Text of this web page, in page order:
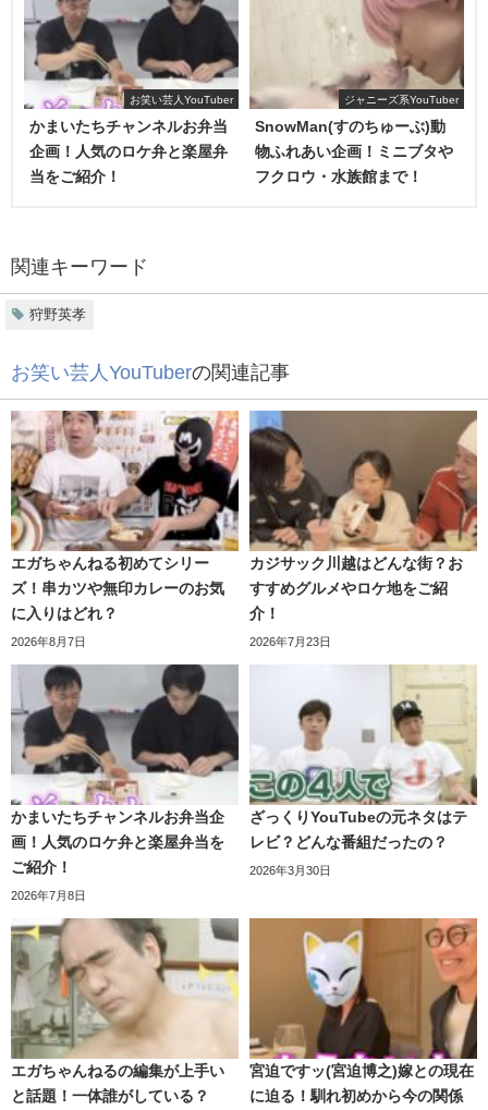
食関係
最新の動画では、モスバーガーおすすめや2022夏のアイス
№１を決めるぜ！！、10万円のラーメン食べたよ！！
など色々なジャンルの食べ物をアップしています。
狩野英孝 EIKO!GO!!神回ベスト！
今回は、各ジャンル毎に再生回数の多い動画をピックアッ
プしてみました。
お笑い芸人YouTuber
かまいたちチャンネルお弁当
企画！人気のロケ弁と楽屋弁
当をご紹介！
ジャニーズ系YouTuber
SnowMan(すのちゅーぶ)動
物ふれあい企画！ミニブタや
フクロウ・水族館まで！
関連キーワード
狩野英孝
お笑い芸人YouTuberの関連記事
エガちゃんねる初めてシリー
ズ！串カツや無印カレーのお気
に入りはどれ？
2026年8月7日
カジサック川越はどんな街？お
すすめグルメやロケ地をご紹
介！
2026年7月23日
かまいたちチャンネルお弁当企
画！人気のロケ弁と楽屋弁当を
ご紹介！
2026年7月8日
ざっくりYouTubeの元ネタはテ
レビ？どんな番組だったの？
2026年3月30日
エガちゃんねるの編集が上手い
と話題！一体誰がしている？
宮迫ですッ(宮迫博之)嫁との現在
に迫る！馴れ初めから今の関係